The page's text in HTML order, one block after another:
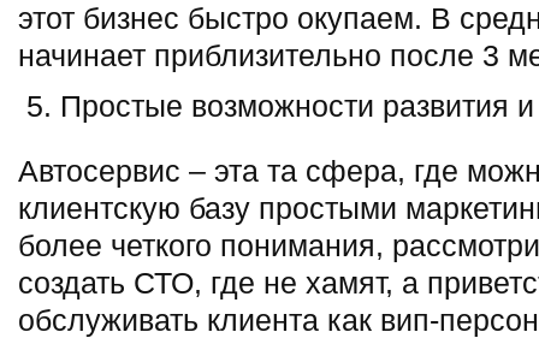
этот бизнес быстро окупаем. В
начинает приблизительно после 3
Простые возможности развития
Автосервис – эта та сфера, где
клиентскую базу простыми
более четкого понимания,
создать СТО, где не хамят, а
обслуживать клиента как вип-